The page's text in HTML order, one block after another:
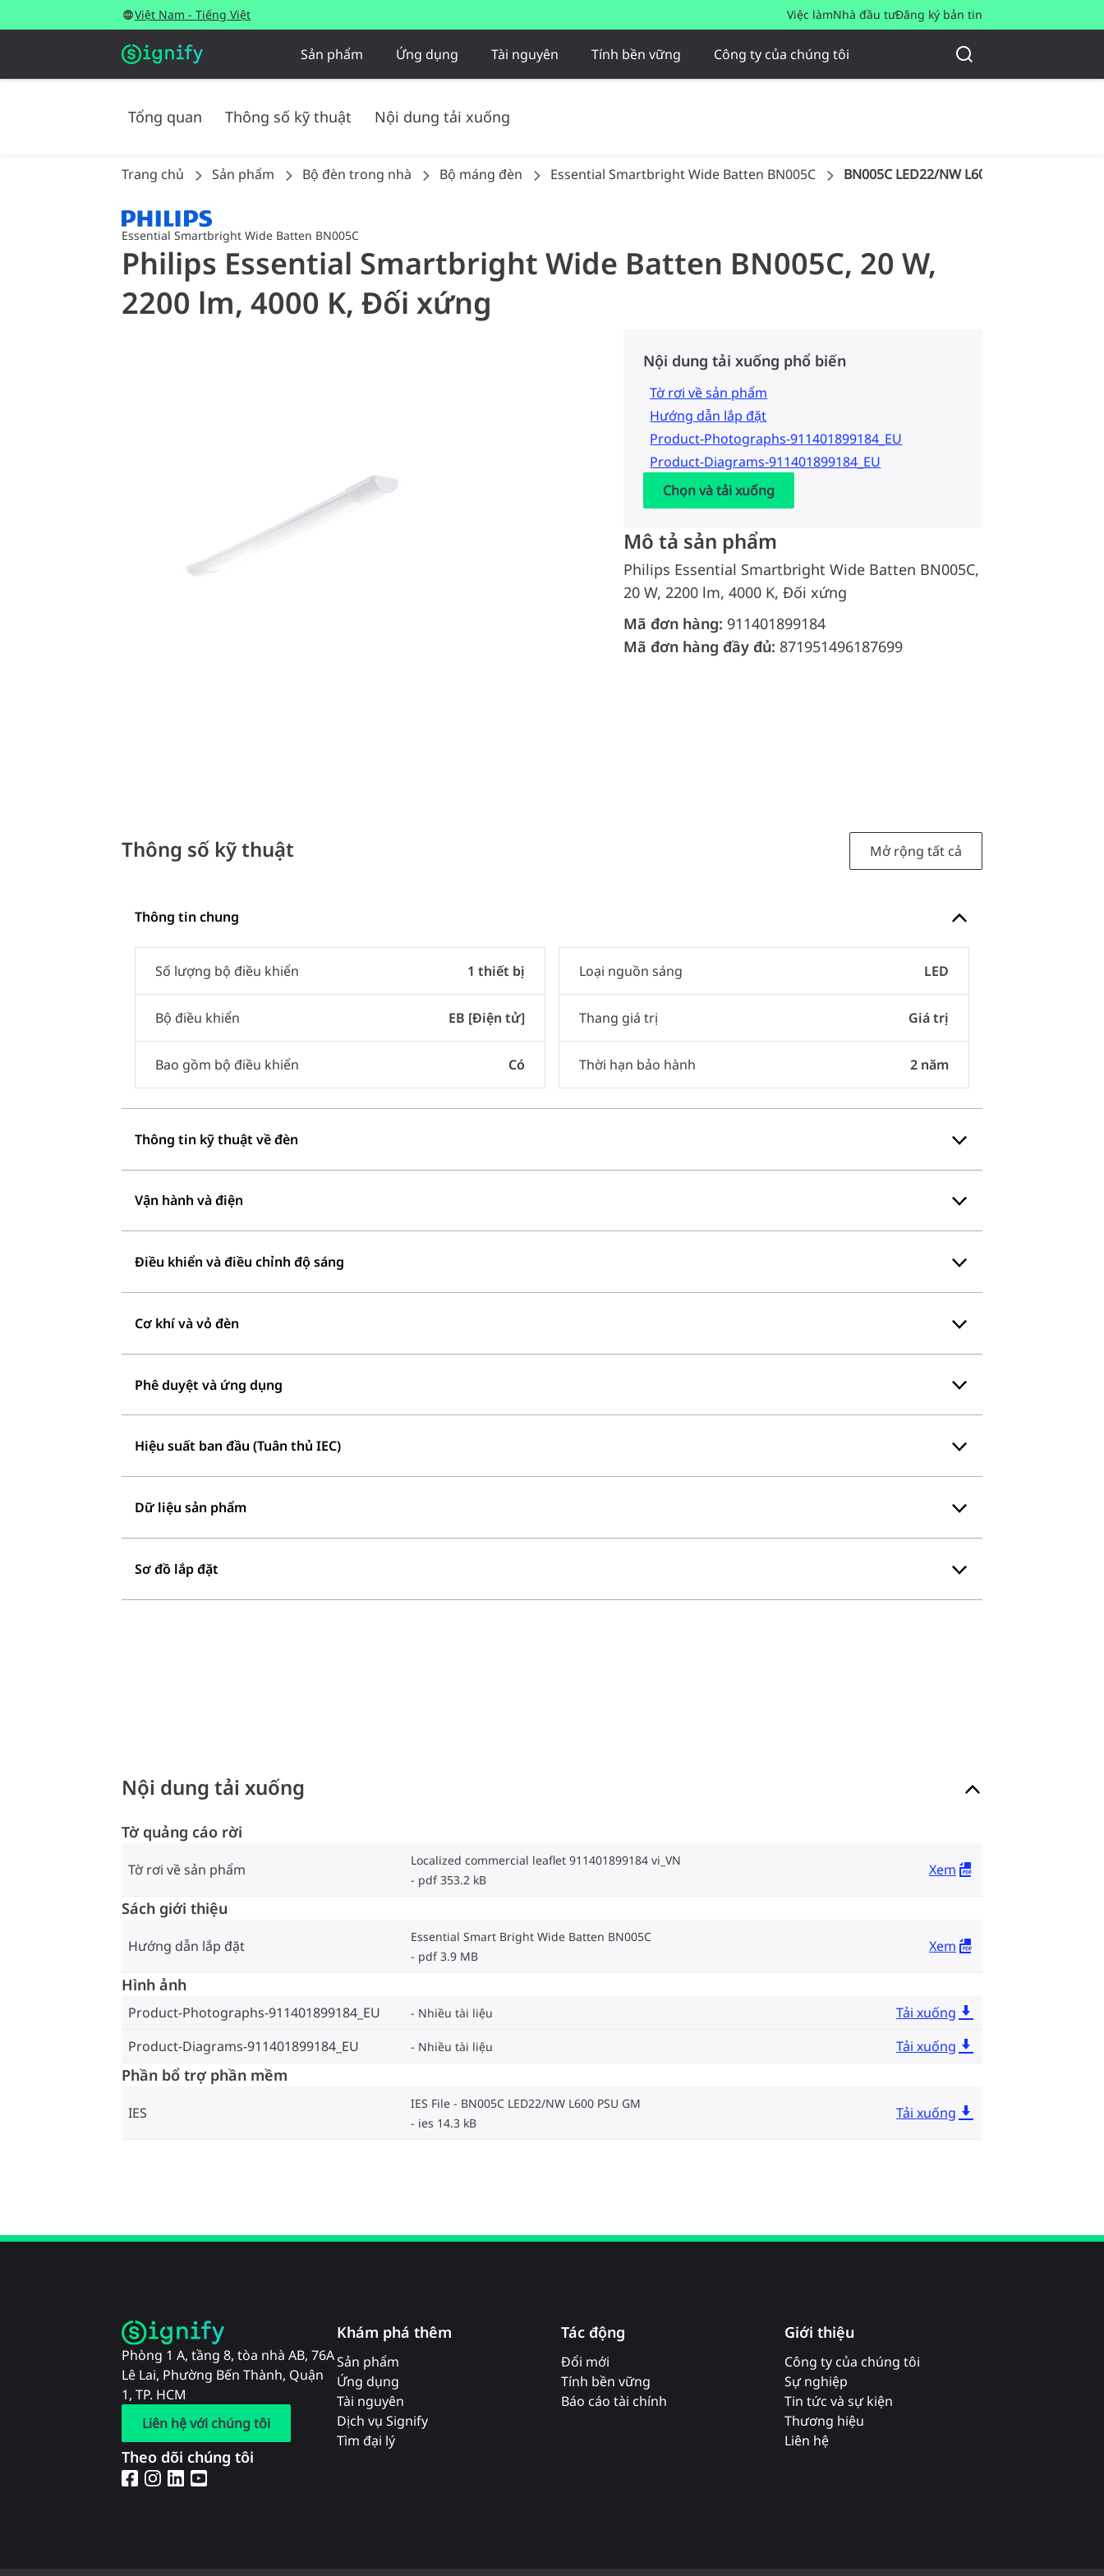
Việt Nam - Tiếng Việt Việc làmNhà đầu tưĐăng ký bản tin
Sản phẩm Ứng dụng Tài nguyên Tính bền vững Công ty của chúng tôi
Tổng quan Thông số kỹ thuật Nội dung tải xuống
Trang chủ Sản phẩm Bộ đèn trong nhà Bộ máng đèn Essential Smartbright Wide Batten BN005C BN005C LED22/NW L600 PSU GM
Essential Smartbright Wide Batten BN005C
Philips Essential Smartbright Wide Batten BN005C, 20 W,
2200 lm, 4000 K, Đối xứng
Nội dung tải xuống phổ biến
Tờ rơi về sản phẩm
Hướng dẫn lắp đặt
Product-Photographs-911401899184_EU
Product-Diagrams-911401899184_EU
Chọn và tải xuống
Mô tả sản phẩm
Philips Essential Smartbright Wide Batten BN005C,
20 W, 2200 lm, 4000 K, Đối xứng
Mã đơn hàng: 911401899184
Mã đơn hàng đầy đủ: 871951496187699
Thông số kỹ thuật Mở rộng tất cả
Thông tin chung
Số lượng bộ điều khiển 1 thiết bị
Bộ điều khiển EB [Điện tử]
Bao gồm bộ điều khiển Có
Loại nguồn sáng LED
Thang giá trị Giá trị
Thời hạn bảo hành 2 năm
Thông tin kỹ thuật về đèn
Vận hành và điện
Điều khiển và điều chỉnh độ sáng
Cơ khí và vỏ đèn
Phê duyệt và ứng dụng
Hiệu suất ban đầu (Tuân thủ IEC)
Dữ liệu sản phẩm
Sơ đồ lắp đặt
Nội dung tải xuống
Tờ quảng cáo rời
Tờ rơi về sản phẩm
Localized commercial leaflet 911401899184 vi_VN
pdf 353.2 kB
Xem
Sách giới thiệu
Hướng dẫn lắp đặt
Essential Smart Bright Wide Batten BN005C
pdf 3.9 MB
Xem
Hình ảnh
Product-Photographs-911401899184_EU Nhiều tài liệu
Tải xuống
Product-Diagrams-911401899184_EU
Nhiều tài liệu Tải xuống
Phần bổ trợ phần mềm
IES
IES File - BN005C LED22/NW L600 PSU GM
ies 14.3 kB
Tải xuống
Phòng 1 A, tầng 8, tòa nhà AB, 76A
Lê Lai, Phường Bến Thành, Quận
1, TP. HCM
Liên hệ với chúng tôi
Theo dõi chúng tôi
Khám phá thêm
Sản phẩm
Ứng dụng
Tài nguyên
Dịch vụ Signify
Tìm đại lý
Tác động
Đổi mới
Tính bền vững
Báo cáo tài chính
Giới thiệu
Công ty của chúng tôi
Sự nghiệp
Tin tức và sự kiện
Thương hiệu
Liên hệ